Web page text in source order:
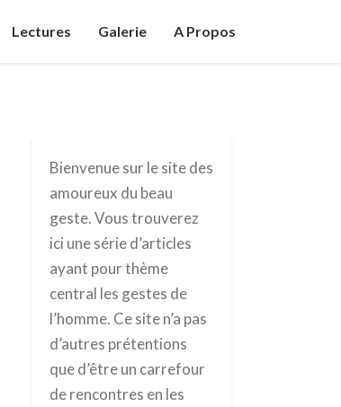
Lectures Galerie A Propos
Bienvenue sur le site des
amoureux du beau
geste. Vous trouverez
ici une série d’articles
ayant pour thème
central les gestes de
l’homme. Ce site n’a pas
d’autres prétentions
que d’être un carrefour
de rencontres en les